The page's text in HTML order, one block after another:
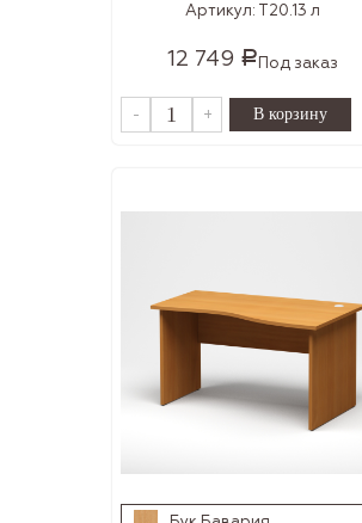
Артикул: Т20.13 л
12 749 Р Под заказ
- +